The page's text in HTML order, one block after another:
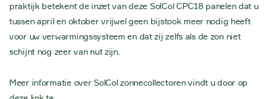
praktijk betekent de inzet van deze SolCol CPC18 panelen dat u
tussen april en oktober vrijwel geen bijstook meer nodig heeft
voor uw verwarmingssysteem en dat zij zelfs als de zon niet
schijnt nog zeer van nut zijn.
Meer informatie over SolCol zonnecollectoren vindt u door op